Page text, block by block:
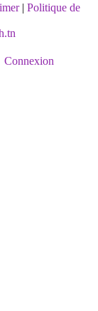
| Politique de
Connexion